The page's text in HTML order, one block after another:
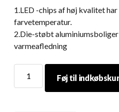
1.LED -chips af høj kvalitet
farvetemperatur.
2.Die-støbt
varmeafledning
Føj til